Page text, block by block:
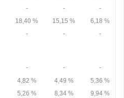
- -
-
18,40 % 15,15 %
6,18 %
- - -
- -
-
4,82 % 4,49 %
5,36 %
5,26 % 8,34 %
9,94 %